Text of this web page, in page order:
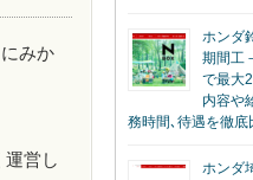
みか
営し
ホンダ
期間工
で最大
内容や
務時間､待遇を徹底
ホンダ